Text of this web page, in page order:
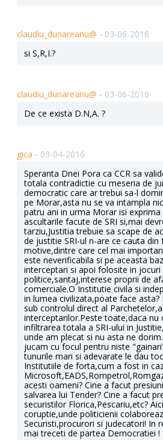
claudiu_dunareanu@ - 03-06-2016
si S,R,I.?
claudiu_dunareanu@ - 03-06-2016
De ce exista D.N,A. ?
gica - 03-04-2016
Speranta Dnei Pora ca CCR sa
totala contradictie cu meseria de
democratic care ar trebui sa-l
pe Morar,asta nu se va intampla
patru ani in urma Morar isi exprima
ascultarile facute de SRI si,mai
tarziu,Justitia trebuie sa scape de
de justitie SRI-ul n-are ce cauta
motive,dintre care cel mai
este neverificabila si pe aceasta
interceptari si apoi folosite in jocuri
politice,santaj,interese proprii de
comerciale.O Institutie civila si
in lumea civilizata,poate face
sub controlul direct al
interceptarilor.Peste toate,daca nu
infiltrarea totala a SRI-ului in
unde am plecat si nu asta ne
jucam cu focul pentru niste
tunurile mari si adevarate le dau
Institutiile de forta,cum a fost in
acesti oameni? Cine a facut
salvarea lui Tender? Cine a facut
securistilor Florica,Pescariu,etc?
coruptie,unde politicienii
Securisti,procurori si judecatori! In
mai treceti de partea Democratiei !